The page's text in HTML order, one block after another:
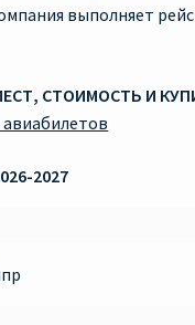
выполняет
СТОИМОСТЬ И
2027